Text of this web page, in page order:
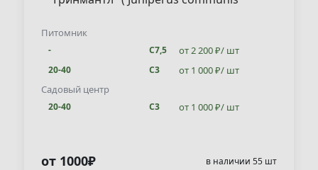
Питомник
- С7,5 от 2 200 ₽/ шт
20-40 С3
от 1 000 ₽/ шт
Садовый центр
20-40 С3 от 1 000 ₽/ шт
от 1000₽ в наличии 55 шт